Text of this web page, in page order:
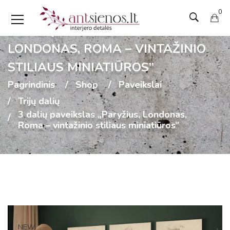
0
3 DALIŲ PAVEIKSLAS „PARYŽIUS,
LONDONAS, ROMA – VINTAŽINIO
STILIAUS MINIATIŪROS”
Pagrindinis Shop
Paveikslai
Trijų dalių
3 dalių paveikslas „Paryžius, Londonas,
Roma – vintažinio stiliaus miniatiūros”
NEW